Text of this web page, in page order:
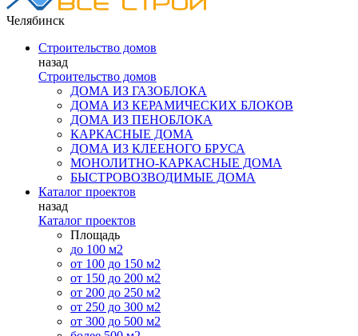
Челябинск
Строительство домов
назад
Строительство домов
ДОМА ИЗ ГАЗОБЛОКА
ДОМА ИЗ КЕРАМИЧЕСКИХ БЛОКОВ
ДОМА ИЗ ПЕНОБЛОКА
КАРКАСНЫЕ ДОМА
ДОМА ИЗ КЛЕЕНОГО БРУСА
МОНОЛИТНО-КАРКАСНЫЕ ДОМА
БЫСТРОВОЗВОДИМЫЕ ДОМА
Каталог проектов
назад
Каталог проектов
Площадь
до 100 м2
от 100 до 150 м2
от 150 до 200 м2
от 200 до 250 м2
от 250 до 300 м2
от 300 до 500 м2